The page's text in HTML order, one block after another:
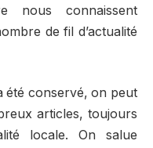
nous connaissent
de fil d’actualité
été conservé, on peut
articles, toujours
locale. On salue